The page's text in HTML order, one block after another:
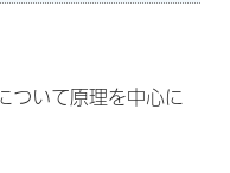
ついて原理を中心に